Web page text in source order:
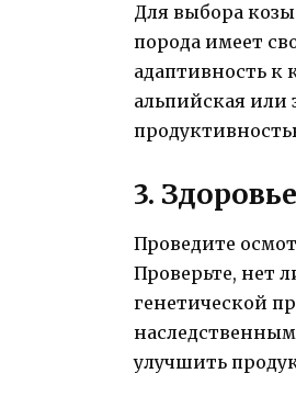
Для выбора
порода имеет
адаптивность
альпийская или
3.
Проведите
Проверьте, нет
генетической
улучшить